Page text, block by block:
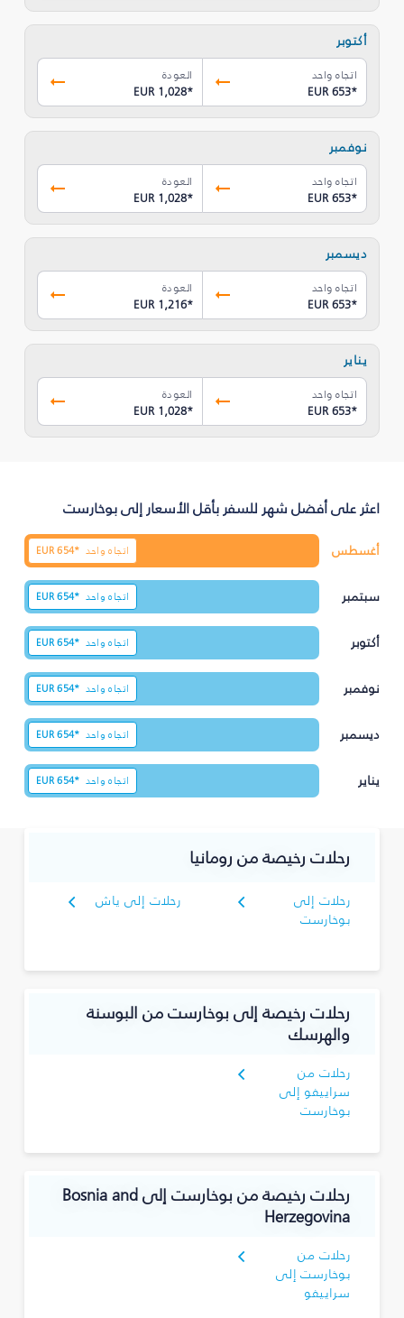
أكتوبر
اتجاه واحد
EUR 653*
العودة
EUR 1,028*
نوفمبر
اتجاه واحد
EUR 653*
العودة
EUR 1,028*
ديسمبر
اتجاه واحد
EUR 653*
العودة
EUR 1,216*
يناير
اتجاه واحد
EUR 653*
العودة
EUR 1,028*
اعثر على أفضل شهر للسفر بأقل الأسعار إلى بوخارست
أغسطس اتجاه واحد EUR654*
سبتمبر اتجاه واحد EUR654*
أكتوبر اتجاه واحد EUR654*
نوفمبر اتجاه واحد EUR654*
ديسمبر اتجاه واحد EUR654*
يناير اتجاه واحد EUR654*
رحلات رخيصة من رومانيا
رحلات إلى
بوخارست
رحلات إلى ياش
رحلات رخيصة إلى بوخارست من البوسنة
والهرسك
رحلات من
سراييفو إلى
بوخارست
رحلات رخيصة من بوخارست إلى Bosnia and
Herzegovina
رحلات من
بوخارست إلى
سراييفو